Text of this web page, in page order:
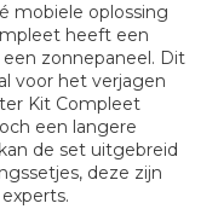
mobiele oplossing
heeft een
zonnepaneel. Dit
voor het verjagen
Kit Compleet
een langere
de set uitgebreid
deze zijn